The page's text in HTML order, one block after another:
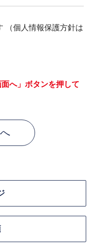
（個人情報保護方針は
へ」ボタンを押して